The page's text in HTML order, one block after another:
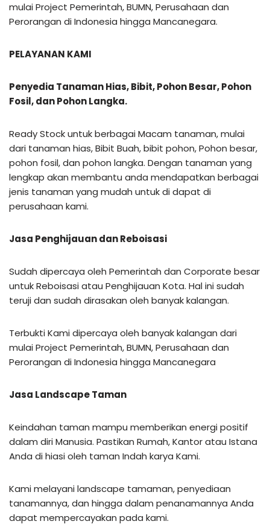
mulai Project Pemerintah, BUMN, Perusahaan dan
Perorangan di Indonesia hingga Mancanegara.
PELAYANAN KAMI
Penyedia Tanaman Hias, Bibit, Pohon Besar, Pohon
Fosil, dan Pohon Langka.
Ready Stock untuk berbagai Macam tanaman, mulai
dari tanaman hias, Bibit Buah, bibit pohon, Pohon besar,
pohon fosil, dan pohon langka. Dengan tanaman yang
lengkap akan membantu anda mendapatkan berbagai
jenis tanaman yang mudah untuk di dapat di
perusahaan kami.
Jasa Penghijauan dan Reboisasi
Sudah dipercaya oleh Pemerintah dan Corporate besar
untuk Reboisasi atau Penghijauan Kota. Hal ini sudah
teruji dan sudah dirasakan oleh banyak kalangan.
Terbukti Kami dipercaya oleh banyak kalangan dari
mulai Project Pemerintah, BUMN, Perusahaan dan
Perorangan di Indonesia hingga Mancanegara
Jasa Landscape Taman
Keindahan taman mampu memberikan energi positif
dalam diri Manusia. Pastikan Rumah, Kantor atau Istana
Anda di hiasi oleh taman Indah karya Kami.
Kami melayani landscape tamaman, penyediaan
tanamannya, dan hingga dalam penanamannya Anda
dapat mempercayakan pada kami.